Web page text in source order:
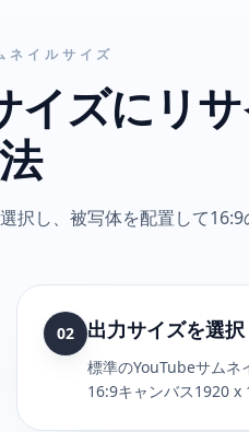
イルサイズ
イズにリ
し、被写体を配置して16:9
02 出力サイズを選択
標準のYouTubeサムネ
16:9キャンバス1920 x